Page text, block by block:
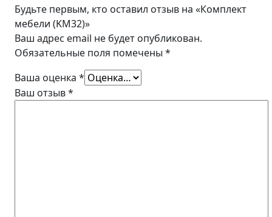
Будьте первым, кто оставил отзыв на «Комплект
мебели (KM32)»
Ваш адрес email не будет опубликован.
Обязательные поля помечены *
Ваша оценка *
Ваш отзыв*